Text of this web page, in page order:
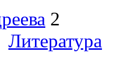
2
Литература